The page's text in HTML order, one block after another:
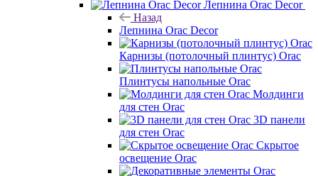
Лепнина Orac Decor
Назад
Лепнина Orac Decor
Карнизы (потолочный плинтус) Orac
Плинтусы напольные Orac
Молдинги
для стен Orac
3D панели
для стен Orac
Скрытое
освещение Orac